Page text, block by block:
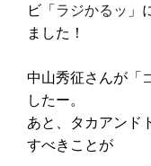
ビ「ラジかるッ 」
ました！
中山秀征さんが「
したー。
あと、タカアンド
すべきことが